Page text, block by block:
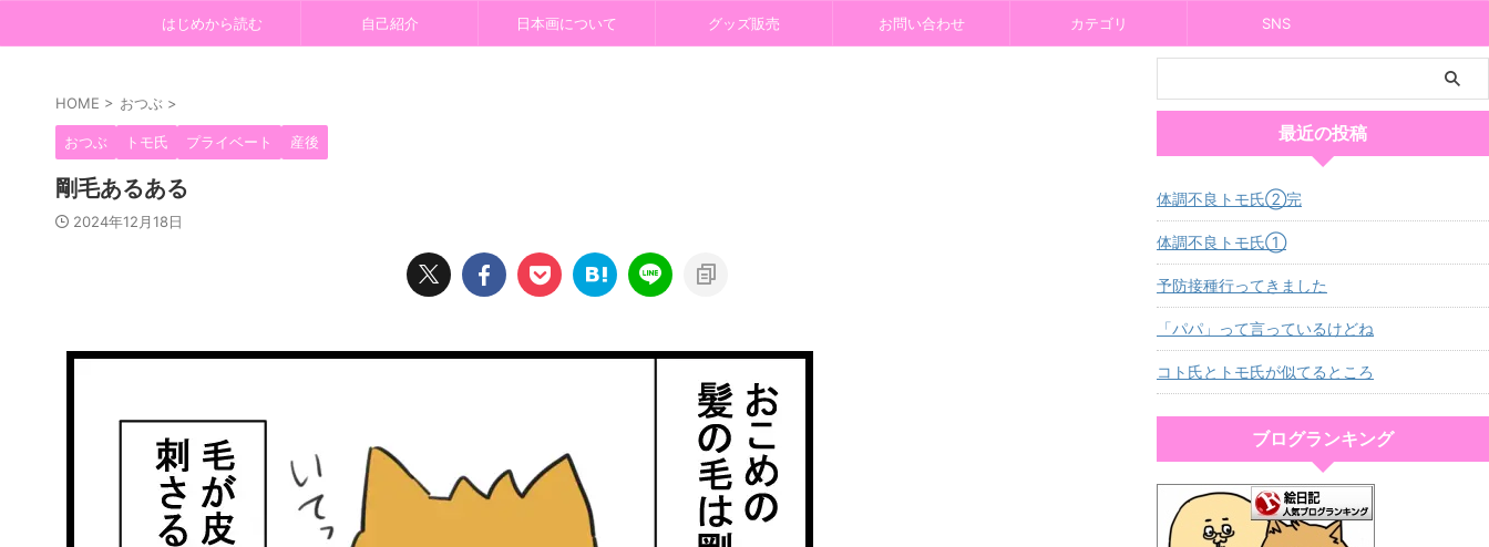
はじめから読む 自己紹介 日本画について グッズ販売 お問い合わせ カテゴリ SNS
HOME > おつぶ >
おつぶ トモ氏 プライベート 産後
剛毛あるある
2024年12月18日
最近の投稿
体調不良トモ氏②完
体調不良トモ氏①
予防接種行ってきました
「パパ」って言っているけどね
コト氏とトモ氏が似てるところ
ブログランキング